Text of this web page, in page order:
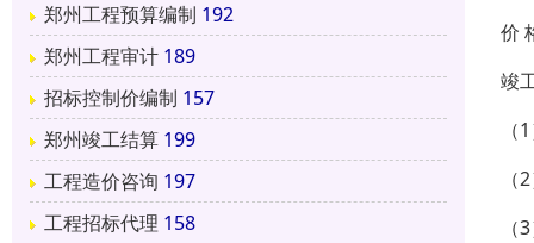
郑州工程预算编制 192
郑州工程审计 189
招标控制价编制 157
郑州竣工结算 199
工程造价咨询 197
工程招标代理 158
价
竣